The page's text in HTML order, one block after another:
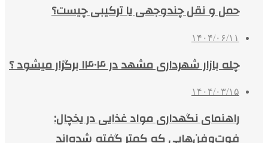
حمل و نقل چندوجهی یا ترکیبی چیست؟
۱۴۰۴/۰۶/۱۱
چله بازار شهرداری مشهد در ۱۴۰۴ برگزار میشود ؟
۱۴۰۴/۰۳/۱۵
راهنمای نگهداری مواد غذایی در یخچال:
فوت‌وفن‌هایی که کمتر گفته شده‌اند